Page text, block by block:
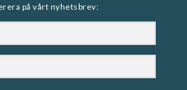
på vårt nyhetsbrev: